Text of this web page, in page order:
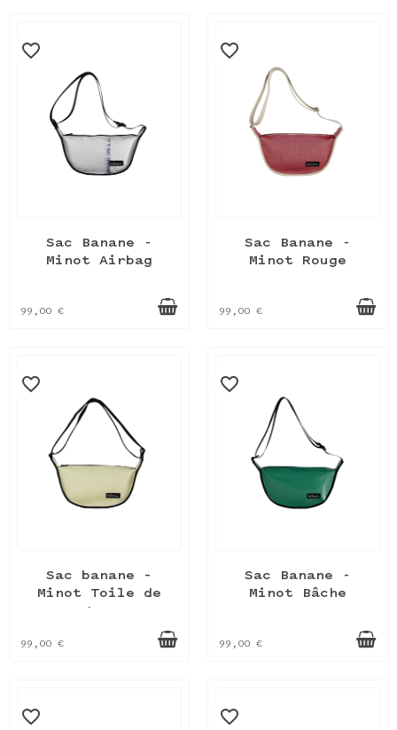
favorite_border
Sac Banane -
Minot Airbag
99,00 €
favorite_border
Sac Banane -
Minot Rouge
99,00 €
favorite_border
Sac banane –
Minot Toile de
store
99,00 €
favorite_border
Sac Banane -
Minot Bâche
99,00 €
favorite_border favorite_border